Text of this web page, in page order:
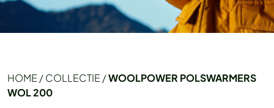
HOME /COLLECTIE /WOOLPOWER POLSWARMERS
WOL 200